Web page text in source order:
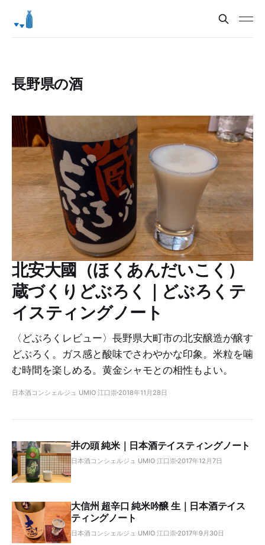
長野県の酒
北安大國（ほくあんだいこく）
蔵づくりどぶろく｜どぶろくテ
イスティングノート
〈どぶろくレビュー〉長野県大町市の北安醸造が醸す
どぶろく。ガス感と酸味でさわやかな印象。米粒を噛
む時間を楽しめる。黄金シャモとの相性もよい。
日本酒コンシェルジュ UMIO 江口崇 2018年11月28日
井の頭 純米｜日本酒テイスティングノート
日本酒コンシェルジュ UMIO 江口崇 2017年12月7日
大信州 超辛口 純米吟醸 生｜日本酒テイス
ティングノート
日本酒コンシェルジュ UMIO 江口崇 2017年9月30日